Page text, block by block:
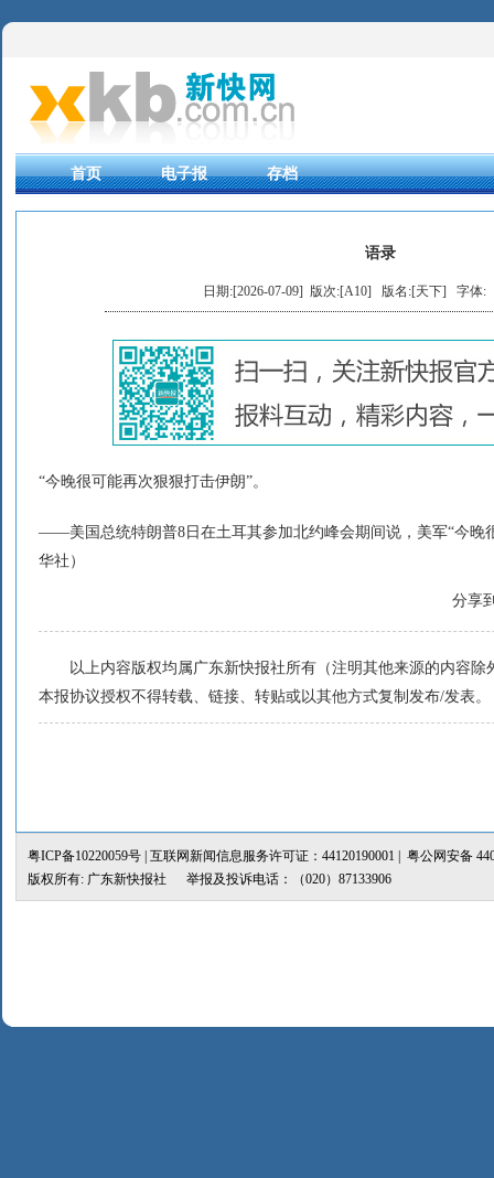
首页 电子报 存档
语录
日期:[2026-07-09] 版次:[A10] 版名:[天下] 字体:
“今晚很可能再次狠狠打击伊朗”。
——美国总统特朗普8日在土耳其参加北约峰会期间说，美军“今晚
华社）
分享
以上内容版权均属广东新快报社所有（注明其他来源的内容除
本报协议授权不得转载、链接、转贴或以其他方式复制发布/发表。
粤ICP备10220059号 | 互联网新闻信息服务许可证：44120190001 | 粤公网安备
版权所有: 广东新快报社 举报及投诉电话：（020）87133906